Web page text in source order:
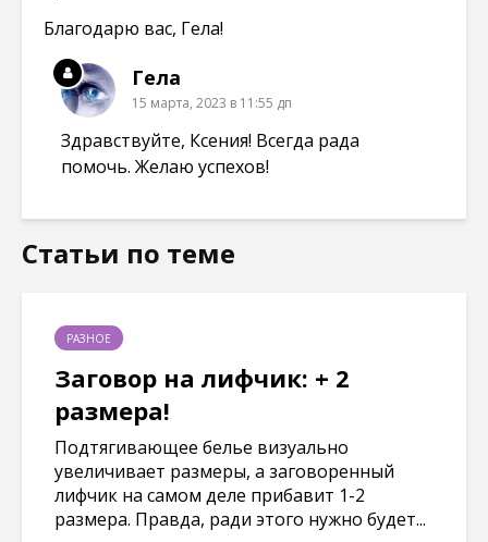
Благодарю вас, Гела!
Гела
15 марта, 2023 в 11:55 дп
Здравствуйте, Ксения! Всегда рада
помочь. Желаю успехов!
Статьи по теме
РАЗНОЕ
Заговор на лифчик: + 2
размера!
Подтягивающее белье визуально
увеличивает размеры, а заговоренный
лифчик на самом деле прибавит 1-2
размера. Правда, ради этого нужно будет...